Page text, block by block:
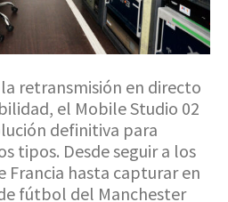
retransmisión en directo
el Mobile Studio 02
definitiva para
tipos. Desde seguir a los
Francia hasta capturar en
fútbol del Manchester